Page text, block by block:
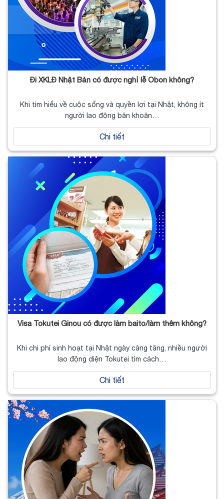
Đi XKLĐ Nhật Bản có được nghỉ lễ Obon không?
Khi tìm hiểu về cuộc sống và quyền lợi tại Nhật, không ít
người lao động băn khoăn…
Chi tiết
Visa Tokutei Ginou có được làm baito/làm thêm không?
Khi chi phí sinh hoạt tại Nhật ngày càng tăng, nhiều người
lao động diện Tokutei tìm cách…
Chi tiết